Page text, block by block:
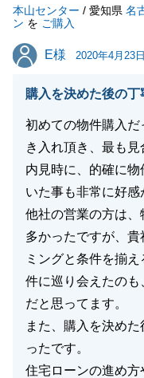
良い物件が見つか
められたのもM様の
ます。
軽にご連絡頂ければ
今後ともどうぞ宜
本山センター / 愛知県 名
ン を ご購入
E様
E様 2020年4月23日
購入を決めた後の
初めての物件購入
き入れ頂き、最も見
内見時に、的確に
いた事も非常に好感
他社の営業の方は
多かったですが、
ミングと条件を揃
件に巡り会えたの
だと思ってます。
また、購入を決め
ったです。
住宅ローンの進め